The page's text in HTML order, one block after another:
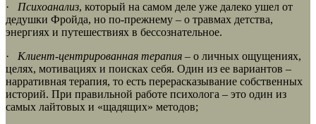
· Психоанализ, который на самом деле уже далеко ушел от
дедушки Фройда, но по-прежнему – о травмах детства,
энергиях и путешествиях в бессознательное.
· Клиент-центрированная терапия – о личных ощущениях,
целях, мотивациях и поисках себя. Один из ее вариантов –
нарративная терапия, то есть перерасказывание собственных
историй. При правильной работе психолога – это один из
самых лайтовых и «щадящих» методов;